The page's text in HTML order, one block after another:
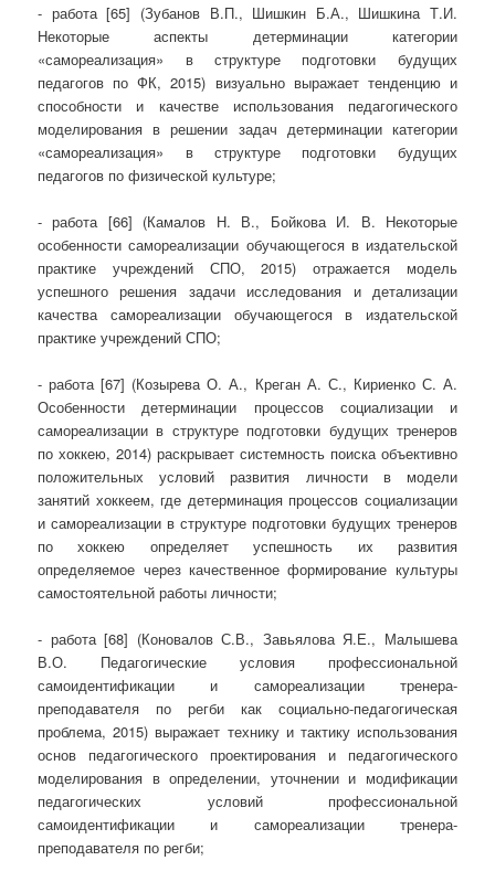
- работа [65] (Зубанов В.П., Шишкин Б.А., Шишкина Т.И.
Некоторые аспекты детерминации категории
«самореализация» в структуре подготовки будущих
педагогов по ФК, 2015) визуально выражает тенденцию и
способности и качестве использования педагогического
моделирования в решении задач детерминации категории
«самореализация» в структуре подготовки будущих
педагогов по физической культуре;
- работа [66] (Камалов Н. В., Бойкова И. В. Некоторые
особенности самореализации обучающегося в издательской
практике учреждений СПО, 2015) отражается модель
успешного решения задачи исследования и детализации
качества самореализации обучающегося в издательской
практике учреждений СПО;
- работа [67] (Козырева О. А., Креган А. С., Кириенко С. А.
Особенности детерминации процессов социализации и
самореализации в структуре подготовки будущих тренеров
по хоккею, 2014) раскрывает системность поиска объективно
положительных условий развития личности в модели
занятий хоккеем, где детерминация процессов социализации
и самореализации в структуре подготовки будущих тренеров
по хоккею определяет успешность их развития
определяемое через качественное формирование культуры
самостоятельной работы личности;
- работа [68] (Коновалов С.В., Завьялова Я.Е., Малышева
В.О. Педагогические условия профессиональной
самоидентификации и самореализации тренера-
преподавателя по регби как социально-педагогическая
проблема, 2015) выражает технику и тактику использования
основ педагогического проектирования и педагогического
моделирования в определении, уточнении и модификации
педагогических условий профессиональной
самоидентификации и самореализации тренера-
преподавателя по регби;